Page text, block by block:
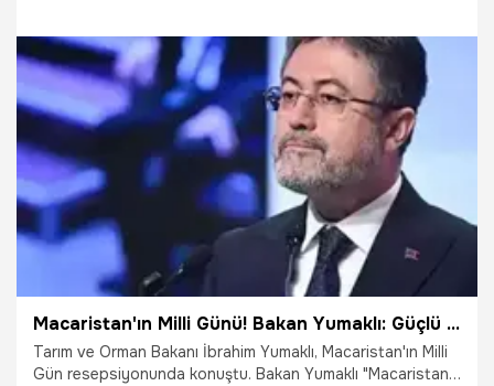
13.03.2014 Arşiv
Macaristan'ın Milli Günü! Bakan Yumaklı: Güçlü destek için samimi teşekkürlerimizi sunuyoruz
Tarım ve Orman Bakanı İbrahim Yumaklı, Macaristan'ın Milli
Gün resepsiyonunda konuştu. Bakan Yumaklı "Macaristan